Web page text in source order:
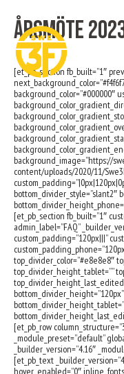
Årsmöte
[et_pb_section fb_built=”1″
background_color=”#000000″
background_image=”https://
content/uploads/2020/11/
bottom_divider_style=”slant2″
[et_pb_section fb_built=”1″
admin_label=”FAQ”
custom_padding=”120px|||”
top_divider_color=”#e8e8e8″
top_divider_height_tablet=””
[et_pb_row
_module_preset=”default”
_builder_version=”4.16″
[et_pb_text
hover_enabled=”0″